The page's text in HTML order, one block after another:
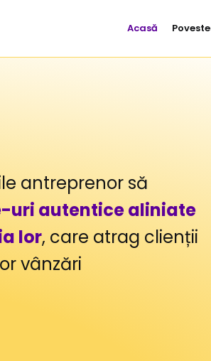
Acasă
antreprenor să
uri autentice aliniate
lor, care atrag clienții
vânzări